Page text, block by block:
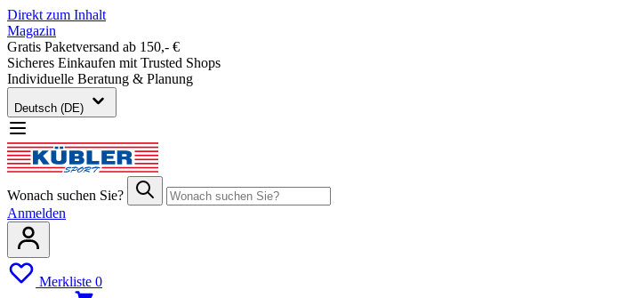
Direkt zum Inhalt
Magazin
Gratis Paketversand ab 150,- €
Sicheres Einkaufen mit Trusted Shops
Individuelle Beratung & Planung
Deutsch (DE)
Wonach suchen Sie?
Anmelden
Merkliste 0